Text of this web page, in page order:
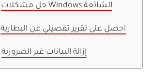
حل مشكلات Windows الشائعة
احصل على تقرير تفصيلي عن البطارية
إزالة البيانات غير الضرورية